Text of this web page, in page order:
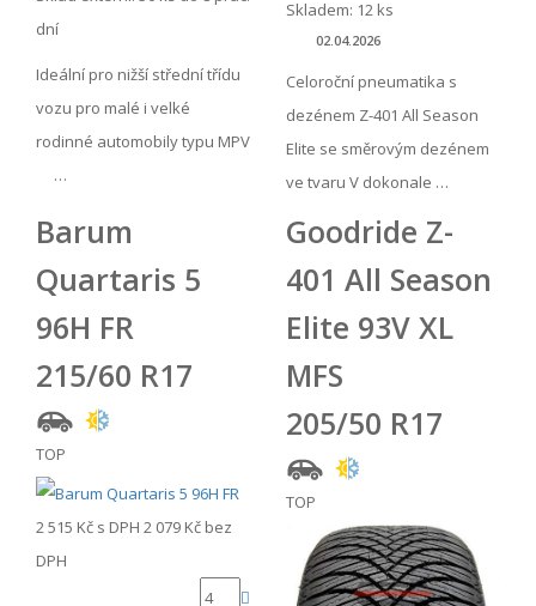
dní
Ideální pro nižší střední třídu
vozu pro malé i velké
rodinné automobily typu MPV
…
Skladem: 12 ks
02.04.2026
Celoroční pneumatika s
dezénem Z-401 All Season
Elite se směrovým dezénem
ve tvaru V dokonale …
Barum
Quartaris 5
96H FR
215/60 R17
TOP
2 515 Kč s DPH 2 079 Kč bez
DPH
Goodride Z-
401 All Season
Elite 93V XL
MFS
205/50 R17
TOP